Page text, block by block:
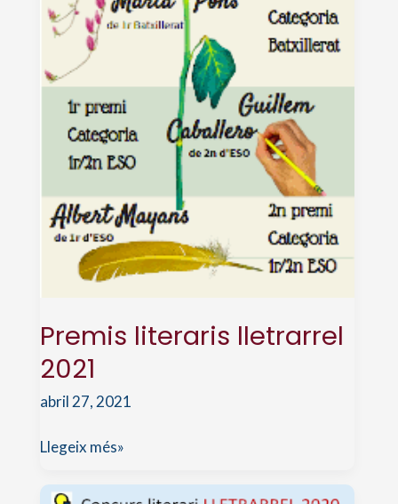
Premis literaris lletrarrel
2021
abril 27, 2021
Premis
lletrarrel
Llegeix més»